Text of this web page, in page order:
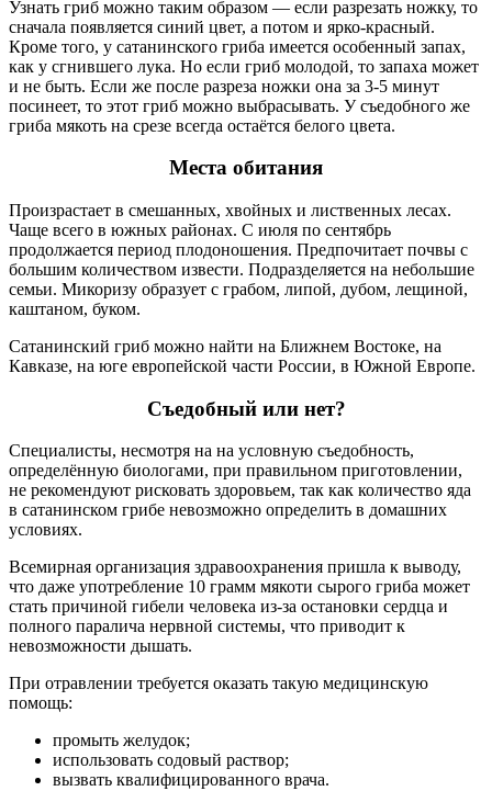
Узнать гриб можно таким образом — если разрезать ножку, то
сначала появляется синий цвет, а потом и ярко-красный.
Кроме того, у сатанинского гриба имеется особенный запах,
как у сгнившего лука. Но если гриб молодой, то запаха может
и не быть. Если же после разреза ножки она за 3-5 минут
посинеет, то этот гриб можно выбрасывать. У съедобного же
гриба мякоть на срезе всегда остаётся белого цвета.
Места обитания
Произрастает в смешанных, хвойных и лиственных лесах.
Чаще всего в южных районах. С июля по сентябрь
продолжается период плодоношения. Предпочитает почвы с
большим количеством извести. Подразделяется на небольшие
семьи. Микоризу образует с грабом, липой, дубом, лещиной,
каштаном, буком.
Сатанинский гриб можно найти на Ближнем Востоке, на
Кавказе, на юге европейской части России, в Южной Европе.
Съедобный или нет?
Специалисты, несмотря на на условную съедобность,
определённую биологами, при правильном приготовлении,
не рекомендуют рисковать здоровьем, так как количество яда
в сатанинском грибе невозможно определить в домашних
условиях.
Всемирная организация здравоохранения пришла к выводу,
что даже употребление 10 грамм мякоти сырого гриба может
стать причиной гибели человека из-за остановки сердца и
полного паралича нервной системы, что приводит к
невозможности дышать.
При отравлении требуется оказать такую медицинскую
помощь:
промыть желудок;
использовать содовый раствор;
вызвать квалифицированного врача.